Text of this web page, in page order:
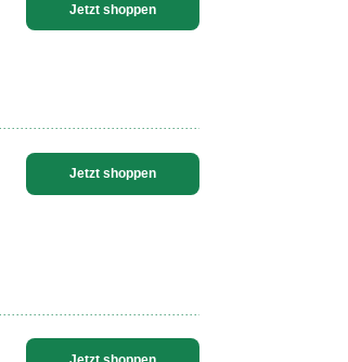
Jetzt shoppen
Jetzt shoppen